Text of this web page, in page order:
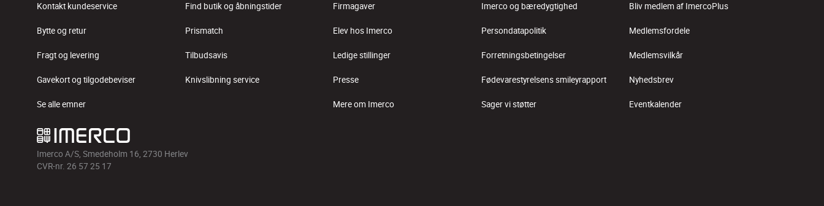
Kontakt kundeservice
Bytte og retur
Fragt og levering
Gavekort og tilgodebeviser
Se alle emner
Find butik og åbningstider
Prismatch
Tilbudsavis
Knivslibning service
Firmagaver
Elev hos Imerco
Ledige stillinger
Presse
Mere om Imerco
Imerco og bæredygtighed
Persondatapolitik
Forretningsbetingelser
Fødevarestyrelsens smileyrapport
Sager vi støtter
Bliv medlem af ImercoPlus
Medlemsfordele
Medlemsvilkår
Nyhedsbrev
Eventkalender
Imerco A/S, Smedeholm 16, 2730 Herlev
CVR-nr. 26 57 25 17